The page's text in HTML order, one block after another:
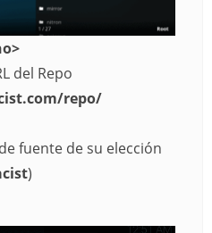
del Repo
repo/
fuente de su elección
)